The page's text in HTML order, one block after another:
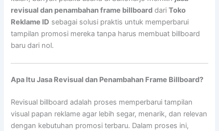
revisual dan penambahan frame billboard dariToko
Reklame ID sebagai solusi praktis untuk memperbarui
tampilan promosi mereka tanpa harus membuat billboard
baru dari nol.
Apa Itu Jasa Revisual dan Penambahan Frame Billboard?
Revisual billboard adalah proses memperbarui tampilan
visual papan reklame agar lebih segar, menarik, dan relevan
dengan kebutuhan promosi terbaru. Dalam proses ini,